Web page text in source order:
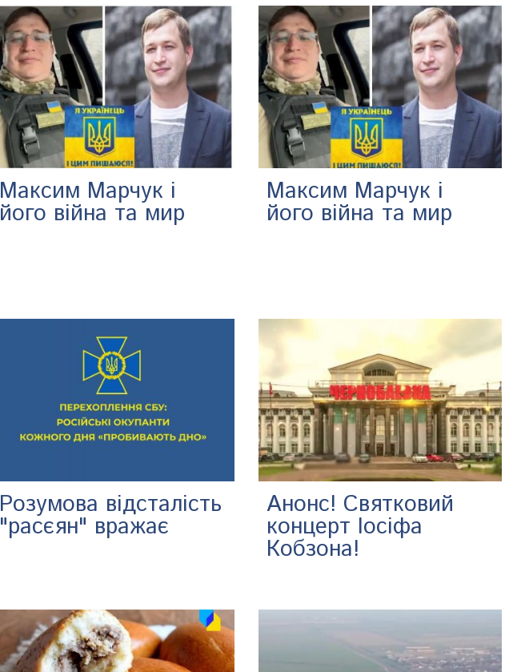
Максим Марчук і
його війна та мир
Максим Марчук і
його війна та мир
Розумова відсталість
"расєян" вражає
Анонс! Святковий
концерт Іосіфа
Кобзона!